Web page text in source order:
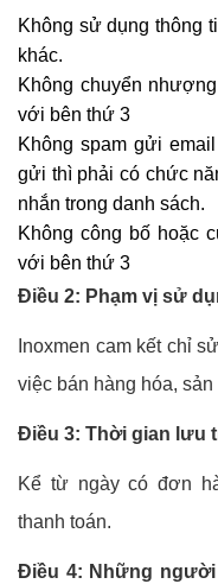
Không sử dụng thông
khác.
Không chuyển
với bên thứ 3
Không spam gửi
gửi thì phải có chức
nhắn trong danh sách.
Không công bố hoặc
với bên thứ 3
Điều 2: Phạm vị sử
Inoxmen cam kết chỉ
việc bán hàng hóa,
Điều 3: Thời gian lưu
Kể từ ngày có đơn
thanh toán.
Điều 4: Những